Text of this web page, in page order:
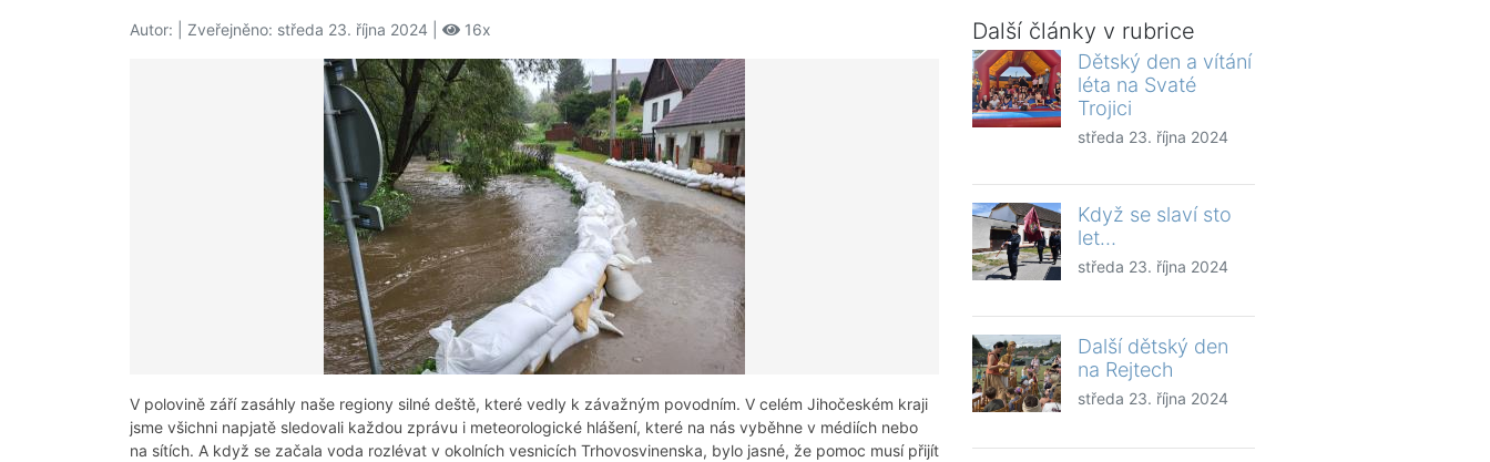
Autor: | Zveřejněno: středa 23. října 2024 | 16x
V polovině září zasáhly naše regiony silné deště, které vedly k závažným povodním. V celém Jihočeském kraji
jsme všichni napjatě sledovali každou zprávu i meteorologické hlášení, které na nás vyběhne v médiích nebo
na sítích. A když se začala voda rozlévat v okolních vesnicích Trhovosvinenska, bylo jasné, že pomoc musí přijít
Další články v rubrice
Dětský den a vítání
léta na Svaté
Trojici
středa 23. října 2024
Když se slaví sto
let…
středa 23. října 2024
Další dětský den
na Rejtech
středa 23. října 2024